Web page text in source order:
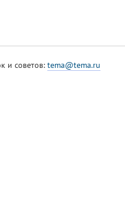
и советов: tema@tema.ru